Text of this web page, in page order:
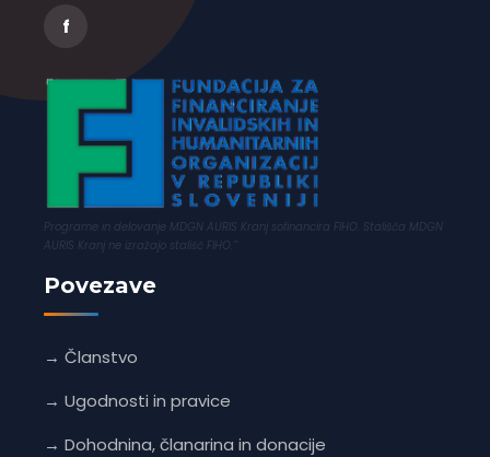
f
Programe in delovanje MDGN AURIS Kranj sofinancira FIHO. Stališča MDGN
AURIS Kranj ne izražajo stališč FIHO.”
Povezave
→ Članstvo
→ Ugodnosti in pravice
→ Dohodnina, članarina in donacije